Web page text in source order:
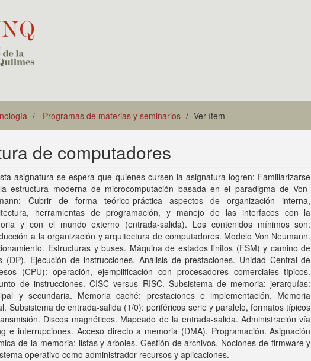
Programas de materias y seminarios Ver ítem
de computadores
asignatura se espera que quienes cursen la asignatura logren: Familiarizarse
estructura moderna de microcomputación basada en el paradigma de Von-
Cubrir de forma teórico-práctica aspectos de organización interna,
herramientas de programación, y manejo de las interfaces con la
y con el mundo externo (entrada-salida). Los contenidos mínimos son:
a la organización y arquitectura de computadores. Modelo Von Neumann.
Estructuras y buses. Máquina de estados finitos (FSM) y camino de
(DP). Ejecución de instrucciones. Análisis de prestaciones. Unidad Central de
(CPU): operación, ejemplificación con procesadores comerciales típicos.
de instrucciones. CISC versus RISC. Subsistema de memoria: jerarquías:
y secundaria. Memoria caché: prestaciones e implementación. Memoria
Subsistema de entrada-salida (1/0): periféricos serie y paralelo, formatos típicos
Discos magnéticos. Mapeado de la entrada-salida. Administración vía
e interrupciones. Acceso directo a memoria (DMA). Programación. Asignación
de la memoria: listas y árboles. Gestión de archivos. Nociones de firmware y
operativo como administrador recursos y aplicaciones.